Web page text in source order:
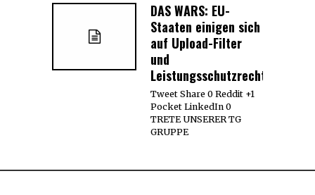
DAS WARS: EU-
Staaten einigen sich
auf Upload-Filter
und
Leistungsschutzrecht
Tweet Share 0 Reddit +1
Pocket LinkedIn 0
TRETE UNSERER TG
GRUPPE